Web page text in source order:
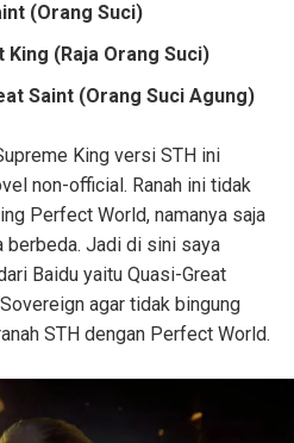
(Orang Suci)
King (Raja Orang Suci)
Saint (Orang Suci Agung)
King versi STH ini
non-official. Ranah ini tidak
Perfect World, namanya saja
berbeda. Jadi di sini saya
Baidu yaitu Quasi-Great
agar tidak bingung
STH dengan Perfect World.